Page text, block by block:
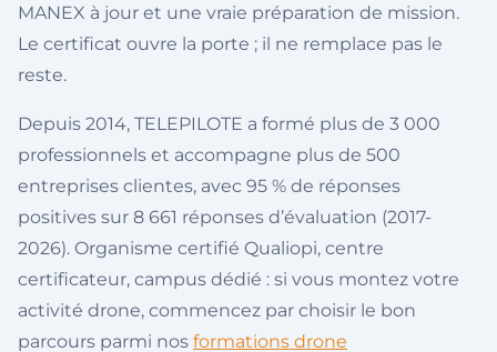
MANEX à jour et une vraie préparation de mission.
Le certificat ouvre la porte ; il ne remplace pas le
reste.
Depuis 2014, TELEPILOTE a formé plus de 3 000
professionnels et accompagne plus de 500
entreprises clientes, avec 95 % de réponses
positives sur 8 661 réponses d’évaluation (2017-
2026). Organisme certifié Qualiopi, centre
certificateur, campus dédié : si vous montez votre
activité drone, commencez par choisir le bon
parcours parmi nos formations drone